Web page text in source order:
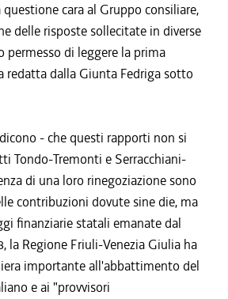
cara al Gruppo consiliare,
delle risposte sollecitate in diverse
permesso di leggere la prima
redatta dalla Giunta Fedriga sotto
- che questi rapporti non si
Tondo-Tremonti e Serracchiani-
di una loro rinegoziazione sono
contribuzioni dovute sine die, ma
finanziarie statali emanate dal
la Regione Friuli-Venezia Giulia ha
importante all'abbattimento del
e ai "provvisori